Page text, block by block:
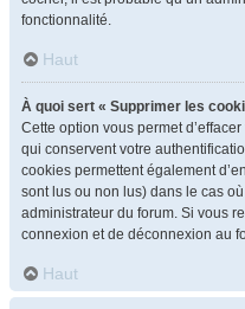
fonctionnalité.
Haut
À quoi sert « Supprimer les
Cette option vous permet
qui conservent votre
cookies permettent également
sont lus ou non lus) dans le cas
administrateur du forum. Si vous
connexion et de déconnexion au
Haut